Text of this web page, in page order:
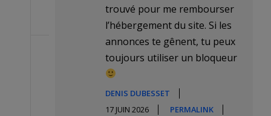
trouvé pour me rembourser
l’hébergement du site. Si les
annonces te gênent, tu peux
toujours utiliser un bloqueur
DENIS DUBESSET
17 JUIN 2026
PERMALINK